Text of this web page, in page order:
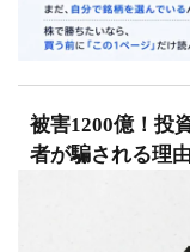
被害1200億！投
者が騙される理由